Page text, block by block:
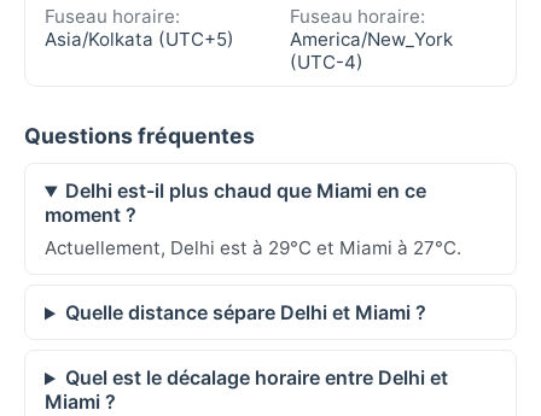
Fuseau horaire:
Asia/Kolkata (UTC+5)
Fuseau horaire:
America/New_York
(UTC-4)
Questions fréquentes
Delhi est-il plus chaud que Miami en ce
moment ?
Actuellement, Delhi est à 29°C et Miami à 27°C.
Quelle distance sépare Delhi et Miami ?
Quel est le décalage horaire entre Delhi et
Miami ?